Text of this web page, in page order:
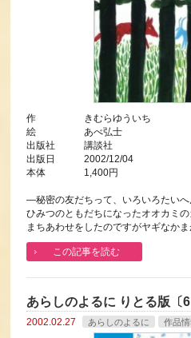
作 きむらゆういち
絵 あべ弘士
出版社 講談社
出版日 2002/12/04
本体 1,400円
―秘密の友だちって、いろいろたい
ひみつのともだちになったオオカミ
まちあわせをしたのですがヤギなか
この記事を読む
あらしのよるに りとる版
2002.02.27 あらしのよるに 作品